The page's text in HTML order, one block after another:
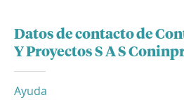
Datos de contacto de
Y Proyectos S A S
Ayuda